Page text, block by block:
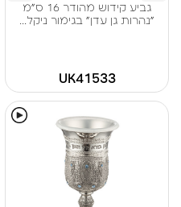
גביע קידוש מהודר 16 ס"מ
"נהרות גן עדן" בגימור ניקל...
UK41533